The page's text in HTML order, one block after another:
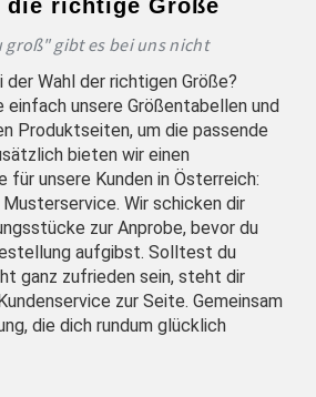
die richtige Größe
gibt es bei uns nicht
der Wahl der richtigen Größe?
einfach unsere Größentabellen und
Produktseiten, um die passende
bieten wir einen
für unsere Kunden in Österreich:
Wir schicken dir
zur Anprobe, bevor du
aufgibst. Solltest du
ganz zufrieden sein, steht dir
zur Seite. Gemeinsam
die dich rundum glücklich